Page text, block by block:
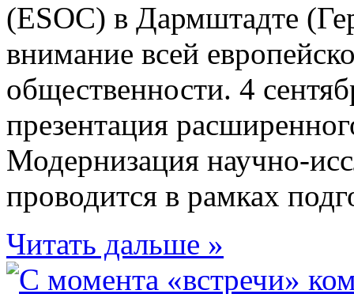
(ESOC) в Дармштадте
внимание всей
общественности. 4
презентация
Модернизация научно-
проводится в рамках
Читать дальше »